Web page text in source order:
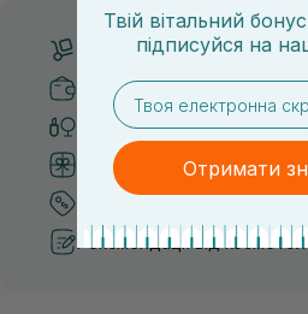
Безкоштовна доставка від
Безпечні способи оплати
Тільки оригінальна
Система бонусів та
Рекомендації від
Твій вітальний
підписуйся на
email
Отримати